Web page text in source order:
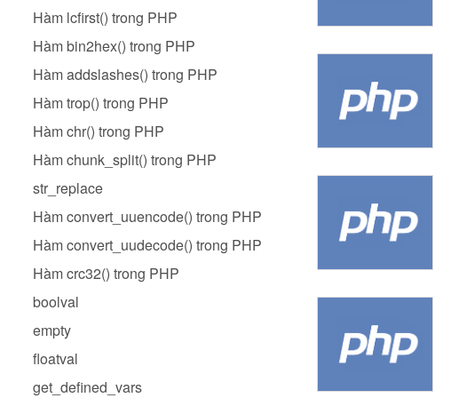
Hàm lcfirst() trong PHP
Hàm bin2hex() trong PHP
Hàm addslashes() trong PHP
Hàm trop() trong PHP
Hàm chr() trong PHP
Hàm chunk_split() trong PHP
str_replace
Hàm convert_uuencode() trong PHP
Hàm convert_uudecode() trong PHP
Hàm crc32() trong PHP
boolval
empty
floatval
get_defined_vars